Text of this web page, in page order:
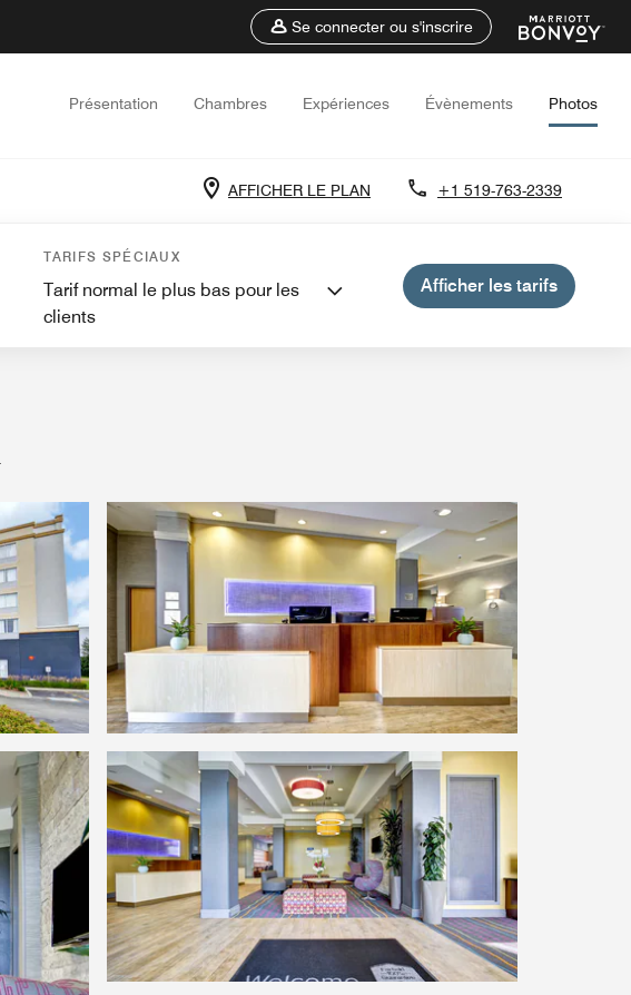
Se connecter ou s'inscrire
Présentation Chambres Expériences Évènements Photos
AFFICHER LE PLAN +1 519-763-2339
TARIFS SPÉCIAUX
Tarif normal le plus bas pour les
clients
Afficher les tarifs
Sports et loisirs Évènements et réunions